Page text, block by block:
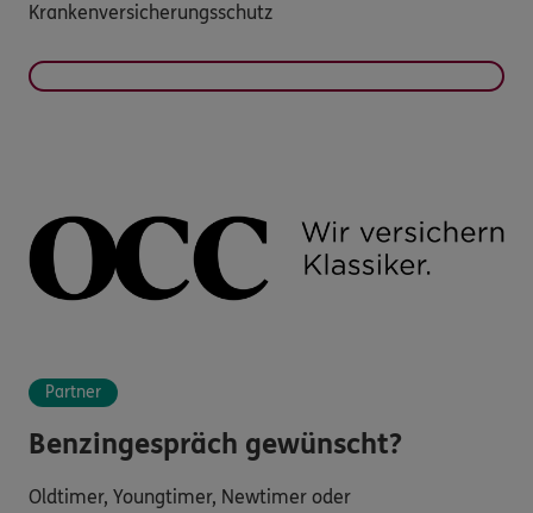
Krankenversicherungsschutz
Partner
Benzingespräch gewünscht?
Oldtimer, Youngtimer, Newtimer oder